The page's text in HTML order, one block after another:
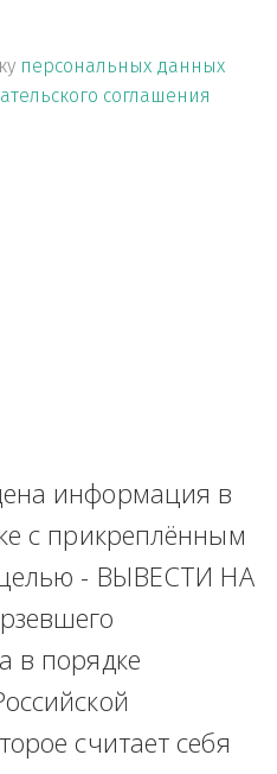
персональных данных
соглашения
информация в
с прикреплённым
целью - ВЫВЕСТИ НА
в порядке
считает себя